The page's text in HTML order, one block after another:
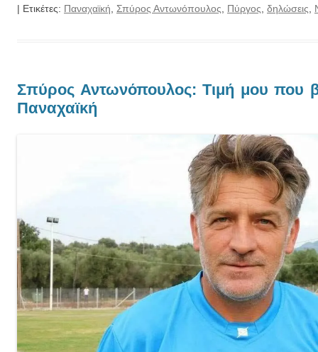
| Ετικέτες: Παναχαϊκή Σπύρος Αντωνόπουλος Πύργος δηλώσεις
Σπύρος Αντωνόπουλος: Τιμή μου που
Παναχαϊκή